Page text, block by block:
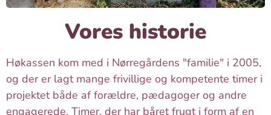
Vores historie
Høkassen kom med i Nørregårdens "familie" i 2005,
og der er lagt mange frivillige og kompetente timer i
projektet både af forældre, pædagoger og andre
engagerede. Timer, der har båret frugt i form af en